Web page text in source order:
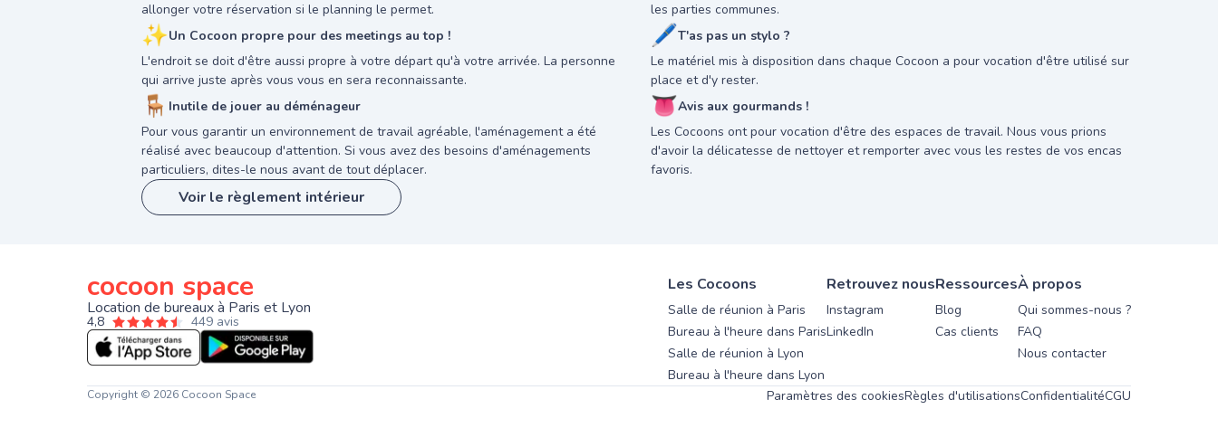
allonger votre réservation si le planning le permet.
✨Un Cocoon propre pour des meetings au top !
L'endroit se doit d'être aussi propre à votre départ qu'à votre arrivée. La personne
qui arrive juste après vous vous en sera reconnaissante.
🪑 Inutile de jouer au déménageur
Pour vous garantir un environnement de travail agréable, l'aménagement a été
réalisé avec beaucoup d'attention. Si vous avez des besoins d'aménagements
particuliers, dites-le nous avant de tout déplacer.
les parties communes.
🖊T'as pas un stylo ?
Le matériel mis à disposition dans chaque Cocoon a pour vocation d'être utilisé sur
place et d'y rester.
👅Avis aux gourmands !
Les Cocoons ont pour vocation d'être des espaces de travail. Nous vous prions
d'avoir la délicatesse de nettoyer et remporter avec vous les restes de vos encas
favoris.
Voir le règlement intérieur
cocoon space
Location de bureaux à Paris et Lyon
4,8 449 avis
Les Cocoons
Salle de réunion à Paris
Bureau à l'heure dans Paris
Salle de réunion à Lyon
Bureau à l'heure dans Lyon
Retrouvez nous
Instagram
LinkedIn
Ressources
Blog
Cas clients
À propos
Qui sommes-nous ?
FAQ
Nous contacter
Copyright © 2026 Cocoon Space Paramètres des cookiesRègles d'utilisationsConfidentialitéCGU